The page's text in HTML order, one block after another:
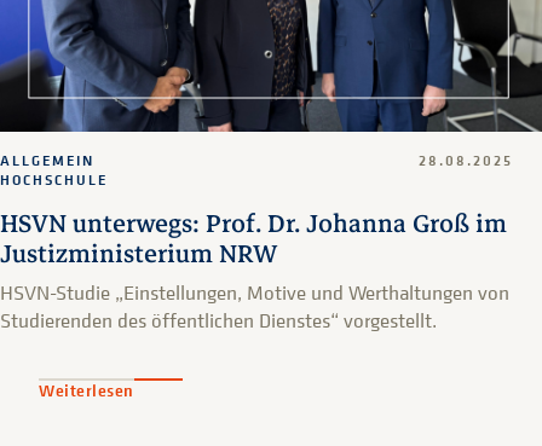
HSVN unterwegs: Prof. Dr. Johanna Groß im
Justizministerium NRW
ALLGEMEIN
HOCHSCHULE
28.08.2025
HSVN-Studie „Einstellungen, Motive und Werthaltungen von
Studierenden des öffentlichen Dienstes“ vorgestellt.
Weiterlesen